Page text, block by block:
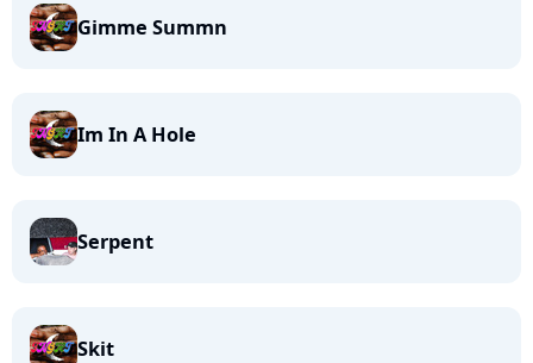
Gimme Summn
Im In A Hole
Serpent
Skit